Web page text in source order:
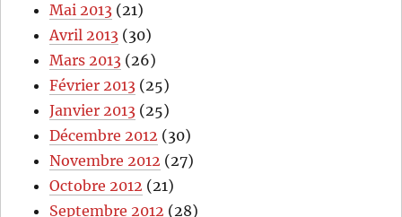
Mai 2013 (21)
Avril 2013 (30)
Mars 2013 (26)
Février 2013 (25)
Janvier 2013 (25)
Décembre 2012 (30)
Novembre 2012 (27)
Octobre 2012 (21)
Septembre 2012 (28)